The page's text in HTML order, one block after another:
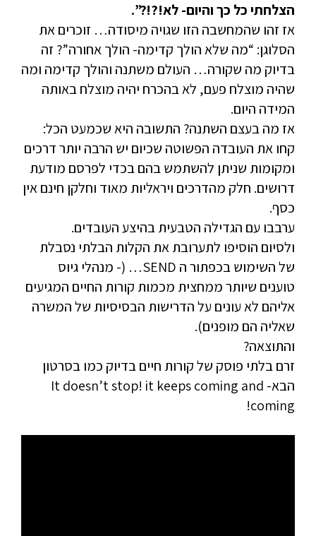
הצלחתי כל כך והיום- לא!?!?”.
אז זהו שהמחשבה הזו שגויה מיסודה… זוכרים את
הסלוגן: “מה שלא הולך קדימה- הולך אחורה”? זה
בדיוק מה שקורה… העולם משתנה והולך קדימה ומה
שהיה מוצלח פעם, לא בהכרח יהיה מוצלח באותה
המידה היום.
אז מה בעצם השתנה? התשובה היא שכמעט הכל:
קחו את העובדה הפשוטה שכיום יש הרבה יותר דרכים
ומקומות שניתן להשתמש בהם בכדי לפרסם מודעת
דרושים. חלק מהדרכים ויראליות מאוד וחלקן חינם אין
כסף.
ערבבו עם הגדילה הטבעית בהיצע העובדים.
ולסיום הוסיפו לתערובת את הקלות הבלתי נסבלת
של השימוש בכפתור ה SEND… (- מנהלי גיוס
טוענים שיותר ממחצית מכמות קורות החיים המגיעים
אליהם לא עונים על הדרישות הבסיסיות של המשרה
שאליה הם מופנים).
והתוצאה?
זרם בלתי פוסק של קורות חיים בדיוק כמו בסרטון
הבא- It doesn’t stop! it keeps coming and
coming!